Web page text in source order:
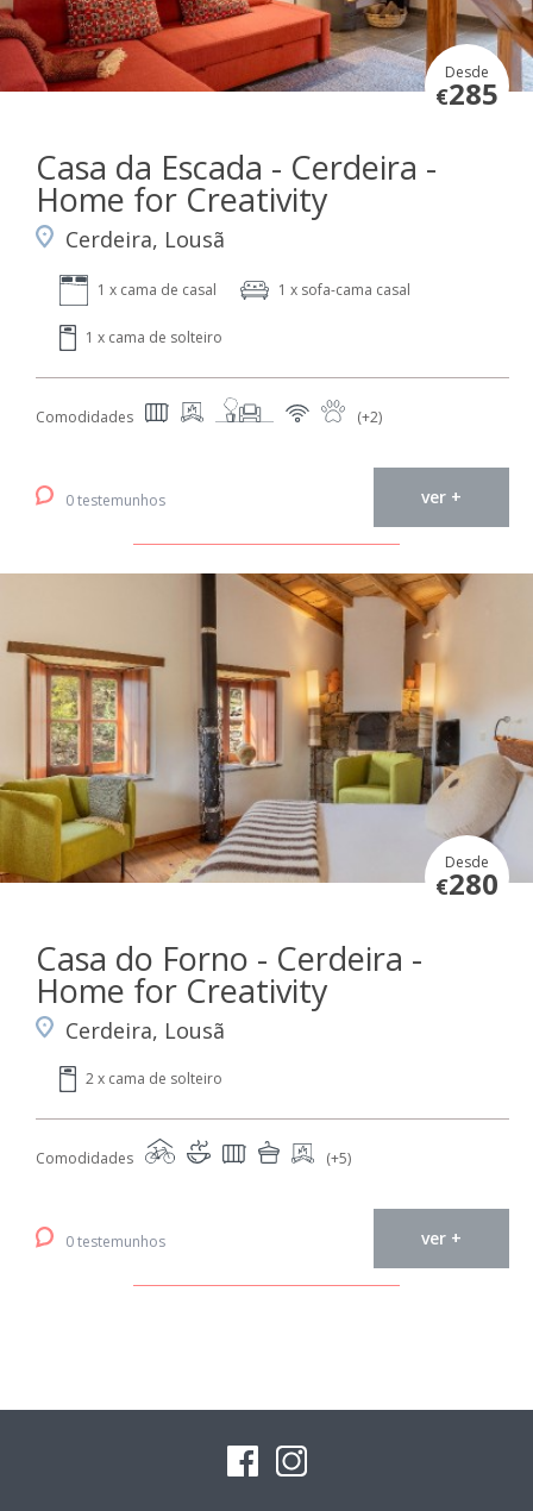
Desde
€285
Casa da Escada - Cerdeira -
Home for Creativity
Cerdeira, Lousã
1 x cama de casal 1 x sofa-cama casal
1 x cama de solteiro
Comodidades (+2)
0 testemunhos ver +
Desde
€280
Casa do Forno - Cerdeira -
Home for Creativity
Cerdeira, Lousã
2 x cama de solteiro
Comodidades (+5)
0 testemunhos ver +